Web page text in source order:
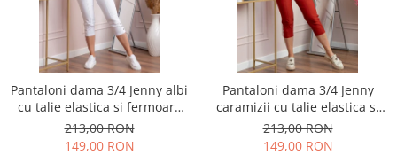
Pantaloni dama 3/4 Jenny albi
cu talie elastica si fermoare
decorative
213,00 RON
149,00 RON
Pantaloni dama 3/4 Jenny
caramizii cu talie elastica si
fermoare decorative
213,00 RON
149,00 RON